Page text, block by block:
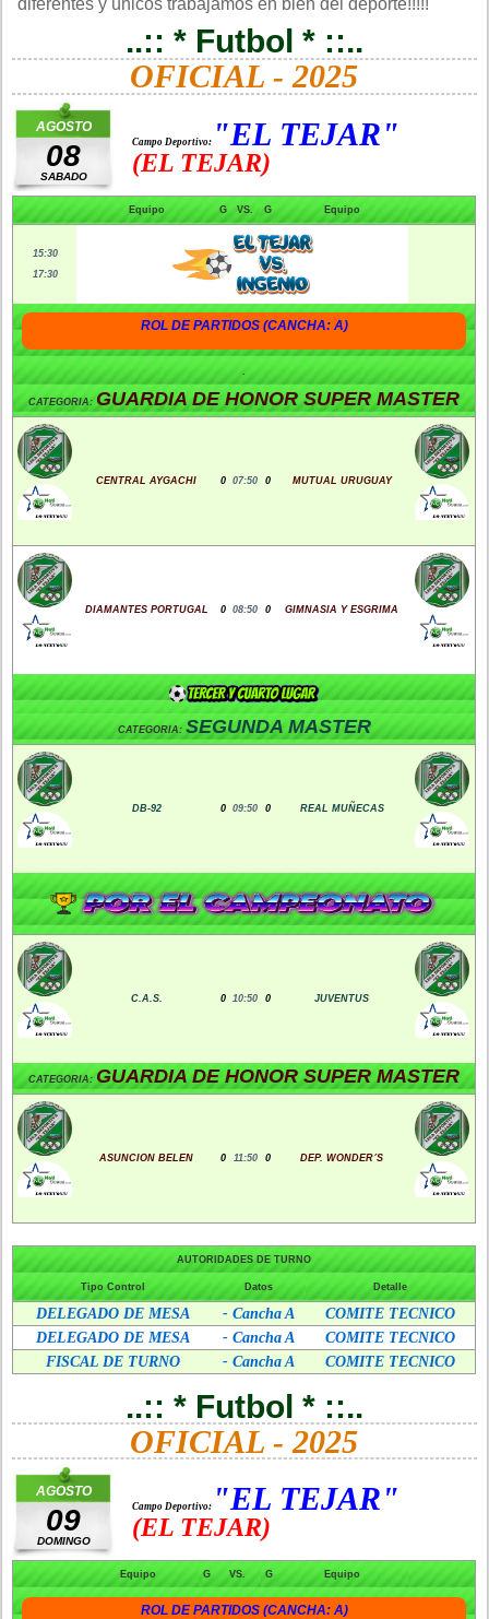
diferentes y únicos trabajamos en bien del deporte!!!!!
..:: * Futbol * ::..
OFICIAL - 2025
AGOSTO
08
SABADO
Campo Deportivo: "EL TEJAR"
(EL TEJAR)
Equipo G VS. G Equipo
15:30
17:30
ROL DE PARTIDOS (CANCHA: A)
CATEGORIA: GUARDIA DE HONOR SUPER MASTER
CENTRAL AYGACHI 0 07:50 0 MUTUAL URUGUAY
DIAMANTES PORTUGAL 0 08:50 0 GIMNASIA Y ESGRIMA
CATEGORIA: SEGUNDA MASTER
DB-92 0 09:50 0 REAL MUÑECAS
C.A.S. 0 10:50 0 JUVENTUS
CATEGORIA: GUARDIA DE HONOR SUPER MASTER
ASUNCION BELEN 0 11:50 0 DEP. WONDER´S
AUTORIDADES DE TURNO
Tipo Control Datos Detalle
DELEGADO DE MESA - Cancha A
COMITE TECNICO
DELEGADO DE MESA
- Cancha A
COMITE TECNICO
FISCAL DE TURNO
- Cancha A COMITE TECNICO
..:: * Futbol * ::..
OFICIAL - 2025
AGOSTO
09
DOMINGO
Campo Deportivo: "EL TEJAR"
(EL TEJAR)
Equipo G VS. G Equipo
ROL DE PARTIDOS (CANCHA: A)